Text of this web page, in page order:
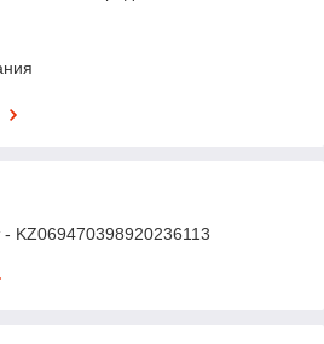
- KZ069470398920236113